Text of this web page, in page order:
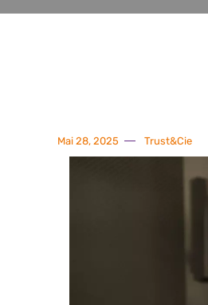
Mai 28, 2025 Trust&Cie